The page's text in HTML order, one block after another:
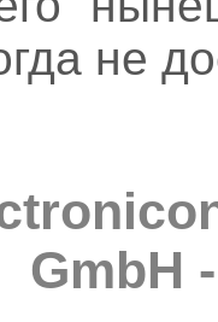
не
GmbH